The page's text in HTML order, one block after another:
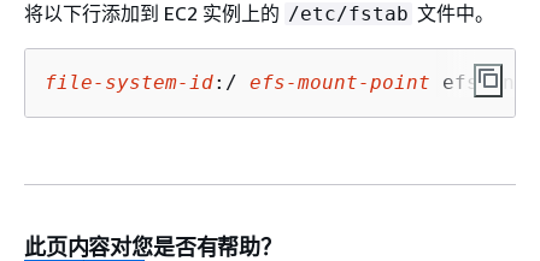
将以下行添加到 EC2 实例上的 /etc/fstab 文件中。
file-system-id:/ efs-mount-point efs
此页内容对您是否有帮助？